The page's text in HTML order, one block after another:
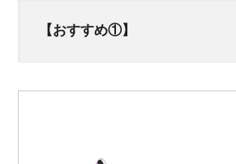
【おすすめ①】